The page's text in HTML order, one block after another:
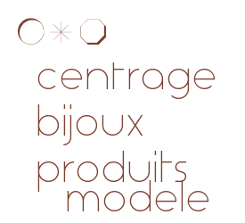
modele
centrage
bijoux
produits
modele